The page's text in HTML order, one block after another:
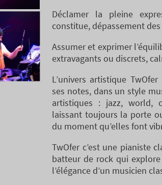
Déclamer la pleine
constitue, dépassement
Assumer et exprimer
extravagants ou discrets,
L’univers artistique
ses notes, dans un style
artistiques : jazz, world,
laissant toujours la porte
du moment qu’elles font
TwOfer c’est une pianiste
batteur de rock qui
l’élégance d’un musicien